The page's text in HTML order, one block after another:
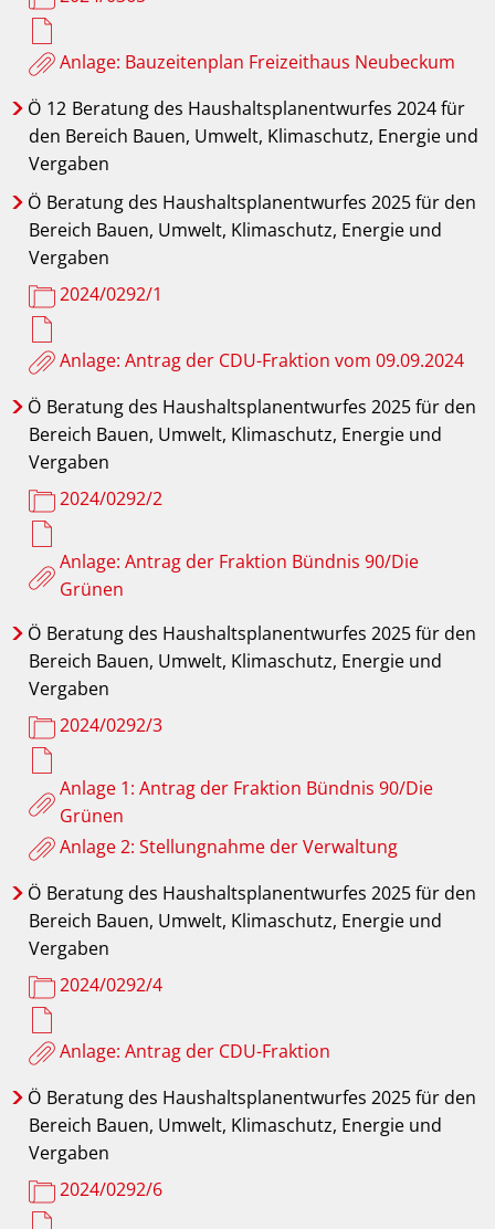
Anlage: Bauzeitenplan Freizeithaus Neubeckum
Ö 12 Beratung des Haushaltsplanentwurfes 2024 für
den Bereich Bauen, Umwelt, Klimaschutz, Energie und
Vergaben
Ö Beratung des Haushaltsplanentwurfes 2025 für den
Bereich Bauen, Umwelt, Klimaschutz, Energie und
Vergaben
2024/0292/1
Anlage: Antrag der CDU-Fraktion vom 09.09.2024
Ö Beratung des Haushaltsplanentwurfes 2025 für den
Bereich Bauen, Umwelt, Klimaschutz, Energie und
Vergaben
2024/0292/2
Anlage: Antrag der Fraktion Bündnis 90/Die
Grünen
Ö Beratung des Haushaltsplanentwurfes 2025 für den
Bereich Bauen, Umwelt, Klimaschutz, Energie und
Vergaben
2024/0292/3
Anlage 1: Antrag der Fraktion Bündnis 90/Die
Grünen
Anlage 2: Stellungnahme der Verwaltung
Ö Beratung des Haushaltsplanentwurfes 2025 für den
Bereich Bauen, Umwelt, Klimaschutz, Energie und
Vergaben
2024/0292/4
Anlage: Antrag der CDU-Fraktion
Ö Beratung des Haushaltsplanentwurfes 2025 für den
Bereich Bauen, Umwelt, Klimaschutz, Energie und
Vergaben
2024/0292/6